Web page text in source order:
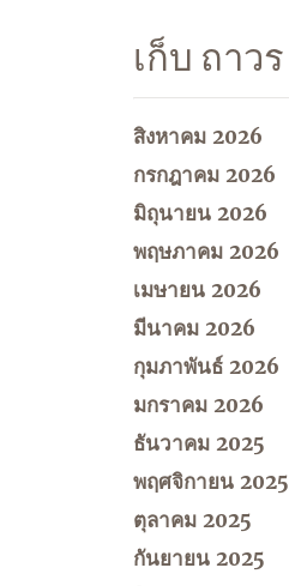
เก็บ ถาวร
สิงหาคม 2026
กรกฎาคม 2026
มิถุนายน 2026
พฤษภาคม 2026
เมษายน 2026
มีนาคม 2026
กุมภาพันธ์ 2026
มกราคม 2026
ธันวาคม 2025
พฤศจิกายน 2025
ตุลาคม 2025
กันยายน 2025